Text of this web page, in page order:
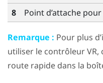
8
Point d’attache
Remarque : Pour plus
utiliser le contrôleur VR,
route rapide dans la